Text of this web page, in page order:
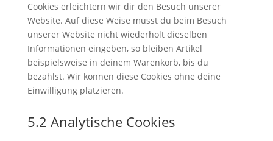
Cookies erleichtern wir dir den Besuch unserer
Website. Auf diese Weise musst du beim Besuch
unserer Website nicht wiederholt dieselben
Informationen eingeben, so bleiben Artikel
beispielsweise in deinem Warenkorb, bis du
bezahlst. Wir können diese Cookies ohne deine
Einwilligung platzieren.
5.2 Analytische Cookies